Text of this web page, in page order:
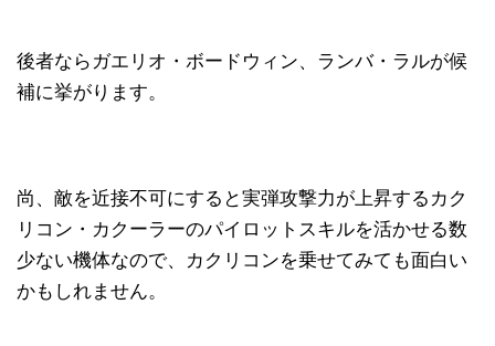
後者ならガエリオ・ボードウィン、ランバ・ラルが候
補に挙がります。
尚、敵を近接不可にすると実弾攻撃力が上昇するカク
リコン・カクーラーのパイロットスキルを活かせる数
少ない機体なので、カクリコンを乗せてみても面白い
かもしれません。